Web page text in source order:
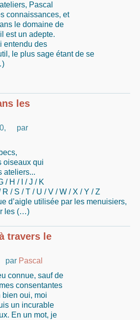
Pascal
connaissances, et
le domaine de
est un adepte.
entendu des
le plus sage étant de se
les
,
par
oiseaux qui
ateliers...
/ H / I / J / K
R / S / T / U / V / W / X / Y / Z
d’aigle utilisée par les menuisiers,
les (…)
travers le
par Pascal
connue, sauf de
consentantes
bien oui, moi
un incurable
En un mot, je